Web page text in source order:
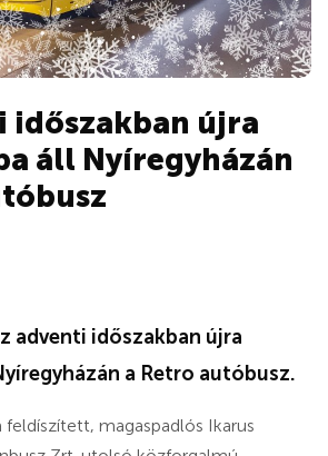
időszakban újra
áll Nyíregyházán
adventi időszakban újra
a Retro autóbusz.
feldíszített, magaspadlós Ikarus